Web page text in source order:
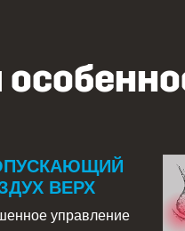
ВЕРХ
управление